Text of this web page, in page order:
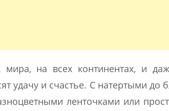
мира, на всех континентах, и
удачу и счастье. С натертыми
ленточками или